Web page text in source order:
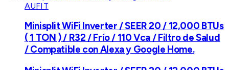
AUFIT
Minisplit WiFi Inverter / SEER 20 / 12,000 BTUs
( 1 TON ) / R32 / Frío / 110 Vca / Filtro de Salud
/ Compatible con Alexa y Google Home.